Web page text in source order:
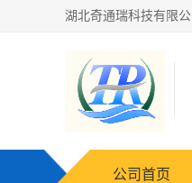
公司首页